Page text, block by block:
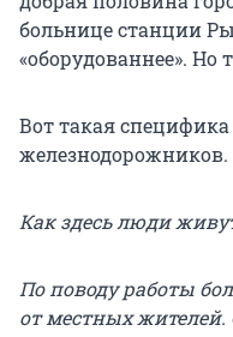
больнице станции
«оборудованнее». Но
Вот такая специфика
железнодорожников.
Как здесь люди
По поводу работы
от местных